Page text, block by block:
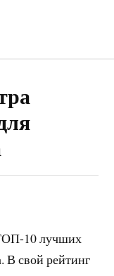
10 лучших
В свой рейтинг